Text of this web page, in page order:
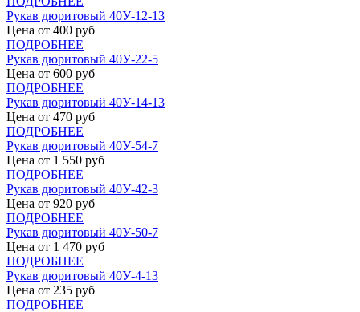
Рукав дюритовый 40У-12-13
Цена от 400 руб
ПОДРОБНЕЕ
Рукав дюритовый 40У-22-5
Цена от 600 руб
ПОДРОБНЕЕ
Рукав дюритовый 40У-14-13
Цена от 470 руб
ПОДРОБНЕЕ
Рукав дюритовый 40У-54-7
Цена от 1 550 руб
ПОДРОБНЕЕ
Рукав дюритовый 40У-42-3
Цена от 920 руб
ПОДРОБНЕЕ
Рукав дюритовый 40У-50-7
Цена от 1 470 руб
ПОДРОБНЕЕ
Рукав дюритовый 40У-4-13
Цена от 235 руб
ПОДРОБНЕЕ